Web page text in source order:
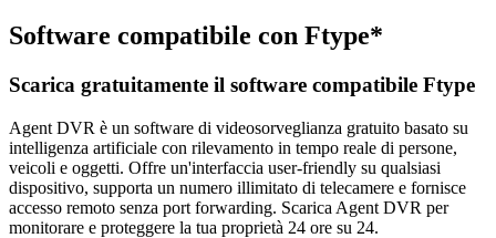
Software compatibile con Ftype*
Scarica gratuitamente il software compatibile Ftype
Agent DVR è un software di videosorveglianza gratuito basato su
intelligenza artificiale con rilevamento in tempo reale di persone,
veicoli e oggetti. Offre un'interfaccia user-friendly su qualsiasi
dispositivo, supporta un numero illimitato di telecamere e fornisce
accesso remoto senza port forwarding. Scarica Agent DVR per
monitorare e proteggere la tua proprietà 24 ore su 24.